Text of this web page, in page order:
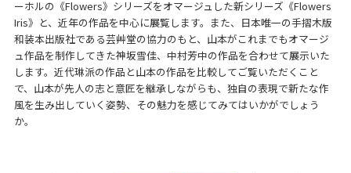
ーホルの《Flowers》シリーズをオマージュした新シリーズ《Flowers
Iris》と、近年の作品を中心に展覧します。また、日本唯一の手摺木版
和装本出版社である芸艸堂の協力のもと、山本がこれまでもオマージ
ュ作品を制作してきた神坂雪佳、中村芳中の作品を合わせて展示いた
します。近代琳派の作品と山本の作品を比較してご覧いただくこと
で、山本が先人の志と意匠を継承しながらも、独自の表現で新たな作
風を生み出していく姿勢、その魅力を感じてみてはいかがでしょう
か。